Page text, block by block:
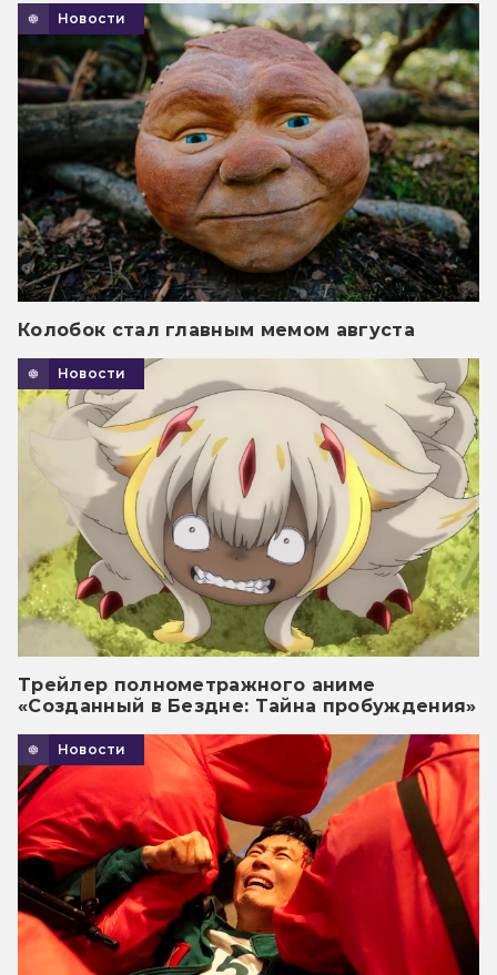
Новости
Колобок стал главным мемом августа
Новости
Трейлер полнометражного аниме
«Созданный в Бездне: Тайна пробуждения»
Новости